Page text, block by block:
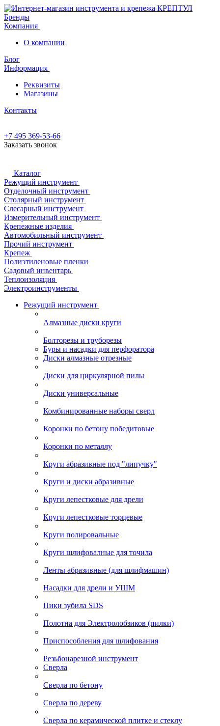
Бренды
Компания
О компании
Блог
Информация
Реквизиты
Магазины
Контакты
+7 495 369-53-66
Заказать звонок
Каталог
Режущий инструмент
Отделочный инструмент
Столярный инструмент
Слесарный инструмент
Измерительный инструмент
Крепежные изделия
Автомобильный инструмент
Прочий инструмент
Крепеж
Полиэтиленовые пленки
Садовый инвентарь
Теплоизоляция
Электроинструменты
Режущий инструмент
Алмазные диски круги
Болторезы и труборезы
Буры и насадки для перфоратора
Диски алмазные отрезные
Диски для циркулярной пилы
Диски универсальные
Комбинированные наборы сверл
Коронки по бетону победитовые
Коронки по металлу
Круги абразивные под "липучку"
Круги и диски абразивные
Круги лепестковые для дрели
Круги лепестковые торцевые
Круги полировальные
Круги шлифовалные для точила
Ленты абразивные (для шлифмашин)
Насадки для дрели и УШМ
Пики зубила SDS
Полотна для Электролобзиков (пилки)
Приспособления для шлифования
Резьбонарезной инструмент
Сверла
Сверла по бетону
Сверла по дереву
Сверла по керамической плитке и стеклу